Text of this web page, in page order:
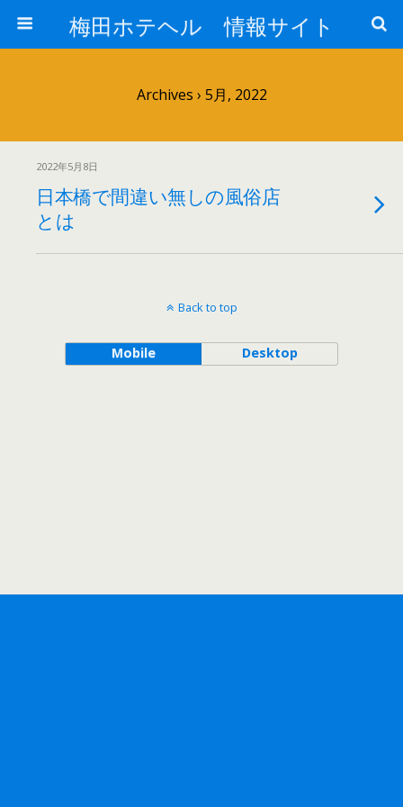
梅田ホテヘル 情報サイト
Archives › 5月, 2022
2022年5月8日
日本橋で間違い無しの風俗店
とは
Back to top
Mobile Desktop